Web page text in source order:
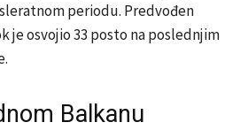
periodu. Predvođen
je osvojio 33 posto na poslednjim
Balkanu